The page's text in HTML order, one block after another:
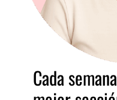
Cada